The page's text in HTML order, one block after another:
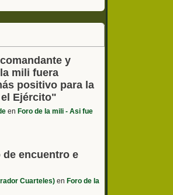
y
mili fuera
positivo para la
Ejército"
en Foro de la mili - Asi fue
encuentro e
Cuarteles) en Foro de la